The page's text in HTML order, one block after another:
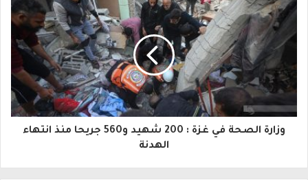
ل
ك
ت
ر
و
وزارة الصحة في غزة : 200 شهيد و560 جريحا منذ انتهاء
الهدنة